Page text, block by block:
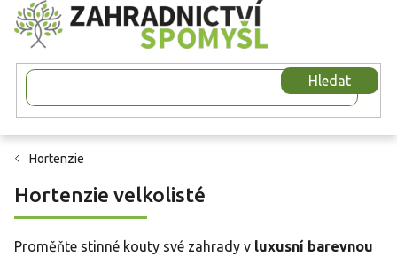
Přejít
na
obsah
Hledat
Hortenzie
Hortenzie velkolisté
Proměňte stinné kouty své zahrady v luxusní barevnou